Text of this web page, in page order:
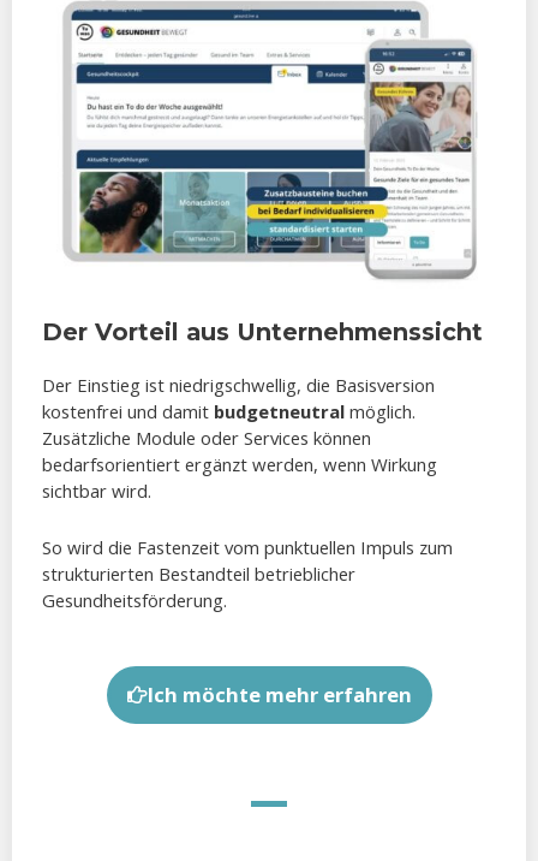
Der Vorteil aus Unternehmenssicht
Der Einstieg ist niedrigschwellig, die Basisversion
kostenfrei und damit budgetneutral möglich.
Zusätzliche Module oder Services können
bedarfsorientiert ergänzt werden, wenn Wirkung
sichtbar wird.
So wird die Fastenzeit vom punktuellen Impuls zum
strukturierten Bestandteil betrieblicher
Gesundheitsförderung.
Ich möchte mehr erfahren